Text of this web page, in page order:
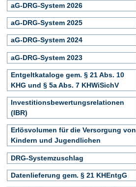
aG-DRG-System 2026
aG-DRG-System 2025
aG-DRG-System 2024
aG-DRG-System 2023
Entgeltkataloge gem. § 21 Abs. 10
KHG und § 5a Abs. 7 KHWiSichV
Investitionsbewertungsrelationen
(IBR)
Erlösvolumen für die Versorgung von
Kindern und Jugendlichen
DRG-Systemzuschlag
Datenlieferung gem. § 21 KHEntgG